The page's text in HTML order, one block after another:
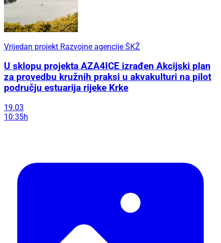
Vrijedan projekt Razvojne agencije ŠKŽ
U sklopu projekta AZA4ICE izrađen Akcijski plan
za provedbu kružnih praksi u akvakulturi na pilot
području estuarija rijeke Krke
19.03
10:35h